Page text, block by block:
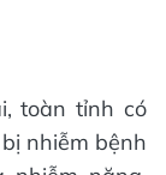
toàn tỉnh có
nhiễm bệnh